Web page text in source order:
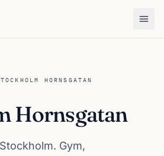
HORNSGATAN
Hornsgatan
Gym,